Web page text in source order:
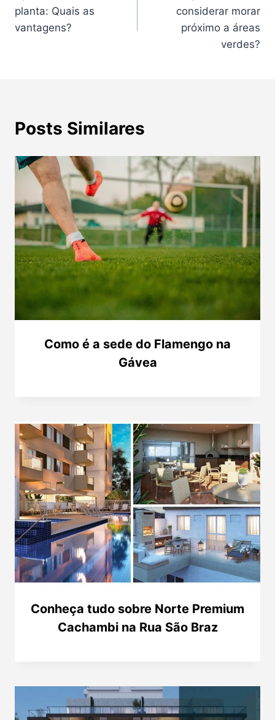
Post
planta: Quais as
vantagens?
considerar morar
próximo a áreas
verdes?
Posts Similares
Como é a sede do Flamengo na
Gávea
Conheça tudo sobre Norte Premium
Cachambi na Rua São Braz